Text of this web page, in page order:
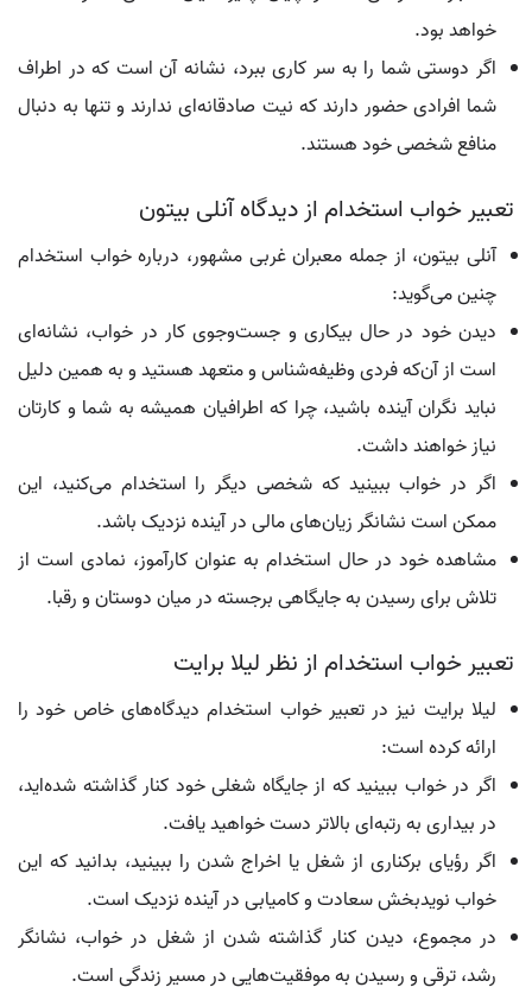
خواهد بود.
اگر دوستی شما را به سر کاری ببرد، نشانه آن است که در اطراف
شما افرادی حضور دارند که نیت صادقانه‌ای ندارند و تنها به دنبال
منافع شخصی خود هستند.
تعبیر خواب استخدام از دیدگاه آنلی بیتون
آنلی بیتون، از جمله معبران غربی مشهور، درباره خواب استخدام
چنین می‌گوید:
دیدن خود در حال بیکاری و جست‌وجوی کار در خواب، نشانه‌ای
است از آن‌که فردی وظیفه‌شناس و متعهد هستید و به همین دلیل
نباید نگران آینده باشید، چرا که اطرافیان همیشه به شما و کارتان
نیاز خواهند داشت.
اگر در خواب ببینید که شخصی دیگر را استخدام می‌کنید، این
ممکن است نشانگر زیان‌های مالی در آینده نزدیک باشد.
مشاهده خود در حال استخدام به عنوان کارآموز، نمادی است از
تلاش برای رسیدن به جایگاهی برجسته در میان دوستان و رقبا.
تعبیر خواب استخدام از نظر لیلا برایت
لیلا برایت نیز در تعبیر خواب استخدام دیدگاه‌های خاص خود را
ارائه کرده است:
اگر در خواب ببینید که از جایگاه شغلی خود کنار گذاشته شده‌اید،
در بیداری به رتبه‌ای بالاتر دست خواهید یافت.
اگر رؤیای برکناری از شغل یا اخراج شدن را ببینید، بدانید که این
خواب نویدبخش سعادت و کامیابی در آینده نزدیک است.
در مجموع، دیدن کنار گذاشته شدن از شغل در خواب، نشانگر
رشد، ترقی و رسیدن به موفقیت‌هایی در مسیر زندگی است.